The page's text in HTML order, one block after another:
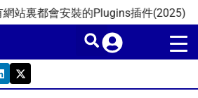
裏都會安裝的Plugins插件(2025)
X
-
t